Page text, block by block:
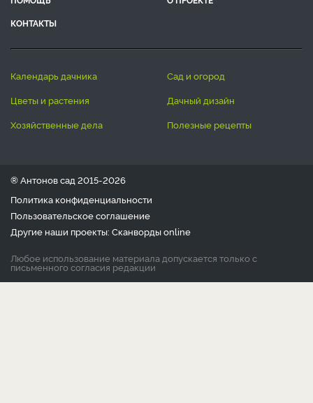
КОНТАКТЫ
календарь дачника
сад и огород
цветы и растения
дачный дизайн
хозяйственные дела
полезные рецепты
® Антонов сад 2015-2026
Политика конфиденциальности
Пользовательское соглашение
Другие наши проекты: Сканвордыonline
Любое использование материала допускается только с
письменного согласия редакции